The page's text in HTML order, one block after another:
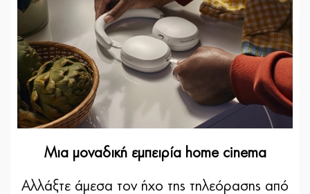
Μια μοναδική εμπειρία home cinema
Αλλάξτε άμεσα τον ήχο της τηλεόρασης από